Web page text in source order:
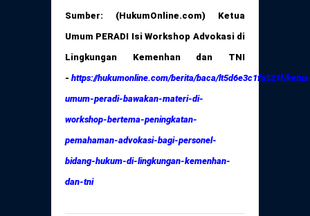
Sumber: (HukumOnline.com) Ketua
Umum PERADI Isi Workshop Advokasi di
Lingkungan Kemenhan dan TNI
- https://hukumonline.com/berita/baca/lt5d6e3c1fa521f/
umum-peradi-bawakan-materi-di-
workshop-bertema-peningkatan-
pemahaman-advokasi-bagi-personel-
bidang-hukum-di-lingkungan-kemenhan-
dan-tni